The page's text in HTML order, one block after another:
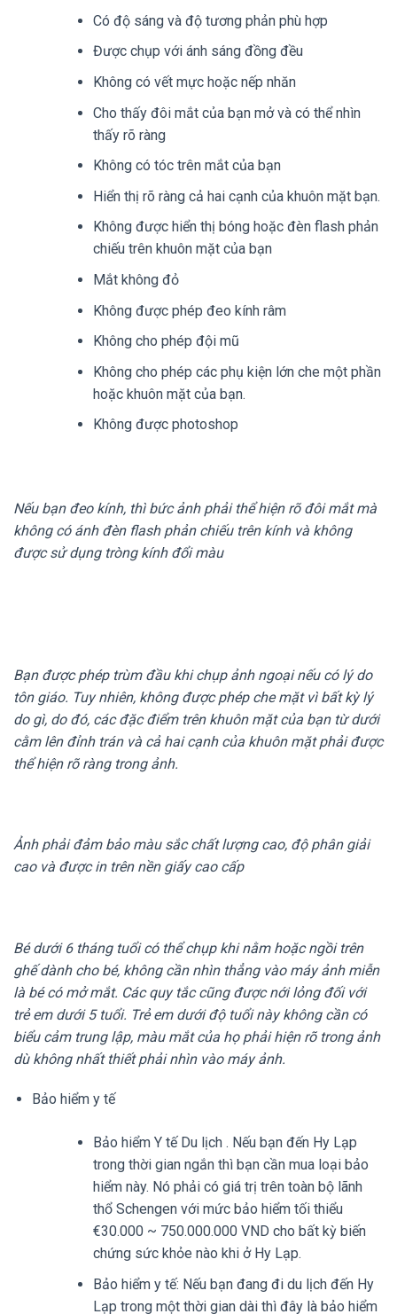
Có độ sáng và độ tương phản phù hợp
Được chụp với ánh sáng đồng đều
Không có vết mực hoặc nếp nhăn
Cho thấy đôi mắt của bạn mở và có thể nhìn
thấy rõ ràng
Không có tóc trên mắt của bạn
Hiển thị rõ ràng cả hai cạnh của khuôn mặt bạn.
Không được hiển thị bóng hoặc đèn flash phản
chiếu trên khuôn mặt của bạn
Mắt không đỏ
Không được phép đeo kính râm
Không cho phép đội mũ
Không cho phép các phụ kiện lớn che một phần
hoặc khuôn mặt của bạn.
Không được photoshop
Nếu bạn đeo kính, thì bức ảnh phải thể hiện rõ đôi mắt mà
không có ánh đèn flash phản chiếu trên kính và không
được sử dụng tròng kính đổi màu
Bạn được phép trùm đầu khi chụp ảnh ngoại nếu có lý do
tôn giáo. Tuy nhiên, không được phép che mặt vì bất kỳ lý
do gì, do đó, các đặc điểm trên khuôn mặt của bạn từ dưới
cằm lên đỉnh trán và cả hai cạnh của khuôn mặt phải được
thể hiện rõ ràng trong ảnh.
Ảnh phải đảm bảo màu sắc chất lượng cao, độ phân giải
cao và được in trên nền giấy cao cấp
Bé dưới 6 tháng tuổi có thể chụp khi nằm hoặc ngồi trên
ghế dành cho bé, không cần nhìn thẳng vào máy ảnh miễn
là bé có mở mắt. Các quy tắc cũng được nới lỏng đối với
trẻ em dưới 5 tuổi. Trẻ em dưới độ tuổi này không cần có
biểu cảm trung lập, màu mắt của họ phải hiện rõ trong ảnh
dù không nhất thiết phải nhìn vào máy ảnh.
Bảo hiểm y tế
Bảo hiểm Y tế Du lịch . Nếu bạn đến Hy Lạp
trong thời gian ngắn thì bạn cần mua loại bảo
hiểm này. Nó phải có giá trị trên toàn bộ lãnh
thổ Schengen với mức bảo hiểm tối thiểu
€30.000 ~ 750.000.000 VND cho bất kỳ biến
chứng sức khỏe nào khi ở Hy Lạp.
Bảo hiểm y tế: Nếu bạn đang đi du lịch đến Hy
Lạp trong một thời gian dài thì đây là bảo hiểm